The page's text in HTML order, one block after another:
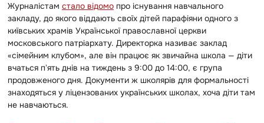
Журналістам стало відомо про існування навчального
закладу, до якого віддають своїх дітей парафіяни одного з
київських храмів Української православної церкви
московського патріархату. Директорка називає заклад
«сімейним клубом», але він працює як звичайна школа — діти
вчаться пʼять днів на тиждень з 9:00 до 14:00, є група
продовженого дня. Документи ж школярів для формальності
знаходяться у ліцензованих українських школах, хоча діти там
не навчаються.